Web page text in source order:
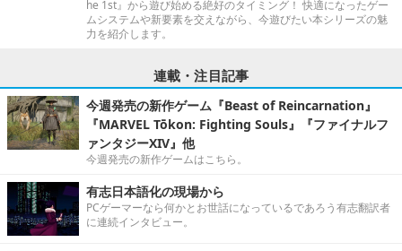
he 1st』から遊び始める絶好のタイミング！ 快適になったゲー
ムシステムや新要素を交えながら、今遊びたい本シリーズの魅
力を紹介します。
連載・注目記事
今週発売の新作ゲーム『Beast of Reincarnation』
『MARVEL Tōkon: Fighting Souls』『ファイナルフ
ァンタジーXIV』他
今週発売の新作ゲームはこちら。
有志日本語化の現場から
PCゲーマーなら何かとお世話になっているであろう有志翻訳者
に連続インタビュー。